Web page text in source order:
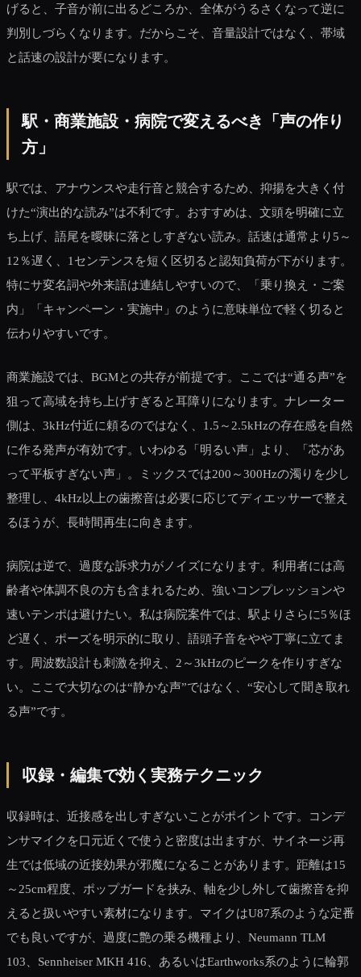
げると、子音が前に出るどころか、全体がうるさくなって逆に
判別しづらくなります。だからこそ、音量設計ではなく、帯域
と話速の設計が要になります。
駅・商業施設・病院で変えるべき「声の作り
方」
駅では、アナウンスや走行音と競合するため、抑揚を大きく付
けた“演出的な読み”は不利です。おすすめは、文頭を明確に立
ち上げ、語尾を曖昧に落としすぎない読み。話速は通常より5～
12％遅く、1センテンスを短く区切ると認知負荷が下がります。
特にサ変名詞や外来語は連結しやすいので、「乗り換え・ご案
内」「キャンペーン・実施中」のように意味単位で軽く切ると
伝わりやすいです。
商業施設では、BGMとの共存が前提です。ここでは“通る声”を
狙って高域を持ち上げすぎると耳障りになります。ナレーター
側は、3kHz付近に頼るのではなく、1.5～2.5kHzの存在感を自然
に作る発声が有効です。いわゆる「明るい声」より、「芯があ
って平板すぎない声」。ミックスでは200～300Hzの濁りを少し
整理し、4kHz以上の歯擦音は必要に応じてディエッサーで整え
るほうが、長時間再生に向きます。
病院は逆で、過度な訴求力がノイズになります。利用者には高
齢者や体調不良の方も含まれるため、強いコンプレッションや
速いテンポは避けたい。私は病院案件では、駅よりさらに5％ほ
ど遅く、ポーズを明示的に取り、語頭子音をやや丁寧に立てま
す。周波数設計も刺激を抑え、2～3kHzのピークを作りすぎな
い。ここで大切なのは“静かな声”ではなく、“安心して聞き取れ
る声”です。
収録・編集で効く実務テクニック
収録時は、近接感を出しすぎないことがポイントです。コンデ
ンサマイクを口元近くで使うと密度は出ますが、サイネージ再
生では低域の近接効果が邪魔になることがあります。距離は15
～25cm程度、ポップガードを挟み、軸を少し外して歯擦音を抑
えると扱いやすい素材になります。マイクはU87系のような定番
でも良いですが、過度に艶の乗る機種より、Neumann TLM
103、Sennheiser MKH 416、あるいはEarthworks系のように輪郭